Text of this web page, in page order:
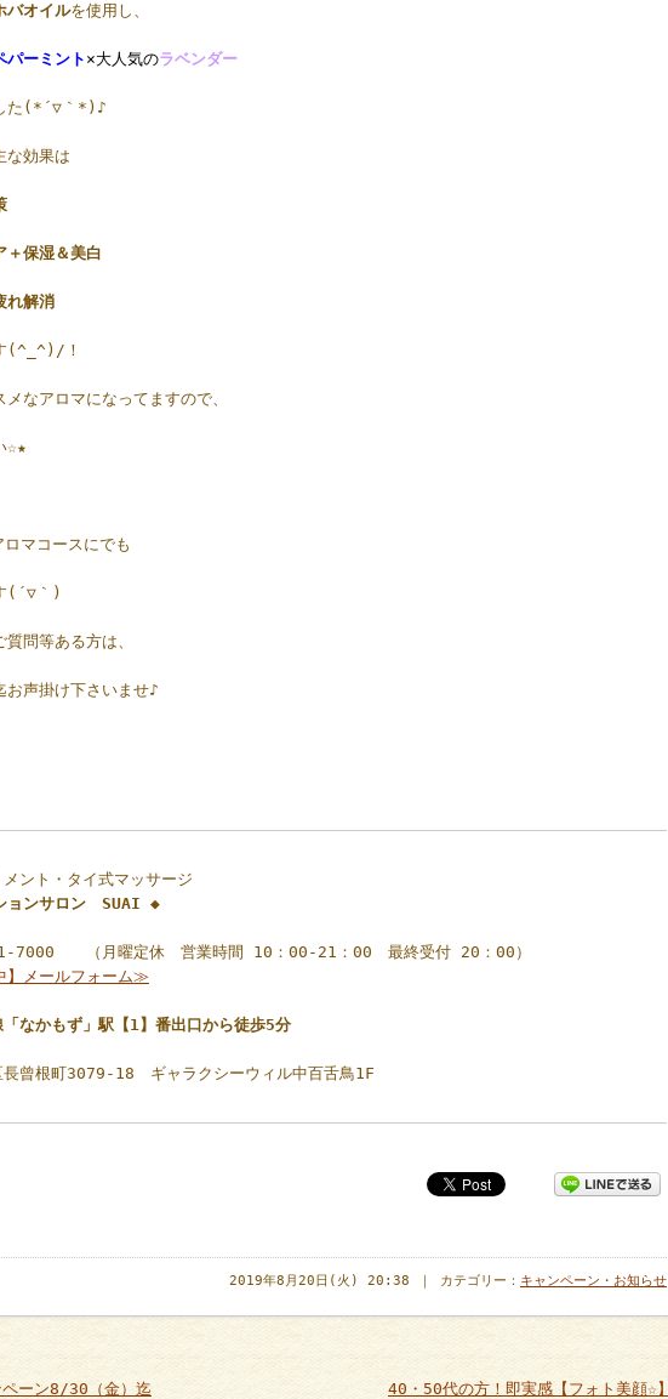
バオイルを使用し、
パーミント×大人気のラベンダー
た(*´▽｀*)♪
な効果は
＋保湿＆美白
れ解消
(^_^)/！
なアロマになってますので、
☆★
ロマコースにでも
(´▽｀)
問等ある方は、
お声掛け下さいませ♪
ント・タイ式マッサージ
ョンサロン SUAI ◆
7000 （月曜定休 営業時間 10：00-21：00 最終受付 20：00）
】メールフォーム≫
なかもず」駅【1】番出口から徒歩5分
長曾根町3079-18 ギャラクシーウィル中百舌鳥1F
2019年8月20日(火) 20:38 ｜ カテゴリー： キャンペーン・お知らせ
ーン8/30（金）迄 40・50代の方！即実感【フォト美顔☆】